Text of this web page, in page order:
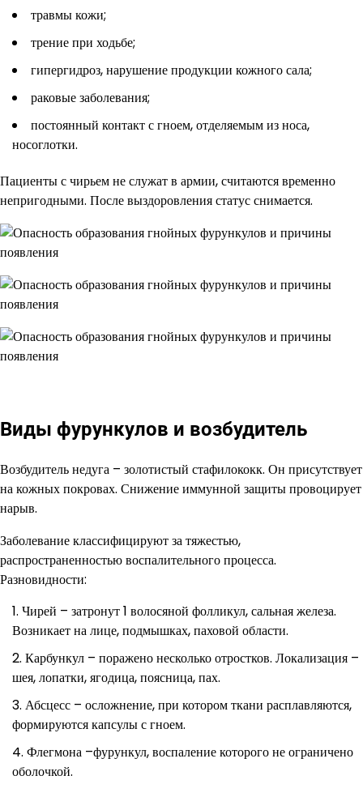
травмы кожи;
трение при ходьбе;
гипергидроз, нарушение продукции кожного сала;
раковые заболевания;
постоянный контакт с гноем, отделяемым из носа,
носоглотки.
Пациенты с чирьем не служат в армии, считаются временно
непригодными. После выздоровления статус снимается.
Виды фурункулов и возбудитель
Возбудитель недуга – золотистый стафилококк. Он присутствует
на кожных покровах. Снижение иммунной защиты провоцирует
нарыв.
Заболевание классифицируют за тяжестью,
распространенностью воспалительного процесса.
Разновидности:
Чирей – затронут 1 волосяной фолликул, сальная железа.
Возникает на лице, подмышках, паховой области.
Карбункул – поражено несколько отростков. Локализация –
шея, лопатки, ягодица, поясница, пах.
Абсцесс – осложнение, при котором ткани расплавляются,
формируются капсулы с гноем.
Флегмона –фурункул, воспаление которого не ограничено
оболочкой.